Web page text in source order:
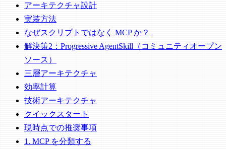
アーキテクチャ設計
実装方法
なぜスクリプトではなく MCP か？
解決策2：Progressive AgentSkill（コミュニティオープン
ソース）
三層アーキテクチャ
効率計算
技術アーキテクチャ
クイックスタート
現時点での推奨事項
1. MCP を分類する